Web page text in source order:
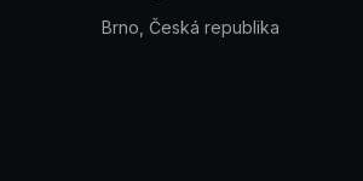
Brno, Česká republika